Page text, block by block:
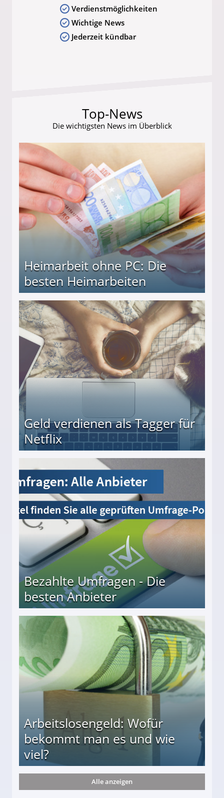
Verdienstmöglichkeiten
Wichtige News
Jederzeit kündbar
Top-News
Die wichtigsten News im Überblick
Heimarbeit ohne PC: Die
besten Heimarbeiten
Geld verdienen als Tagger für
Netflix
Bezahlte Umfragen - Die
besten Anbieter
Arbeitslosengeld: Wofür
bekommt man es und wie
viel?
und wie viel?
Alle anzeigen